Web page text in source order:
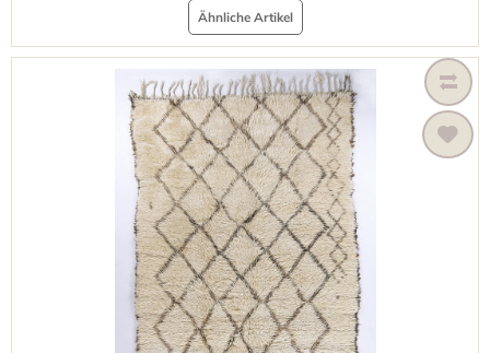
Ähnliche Artikel